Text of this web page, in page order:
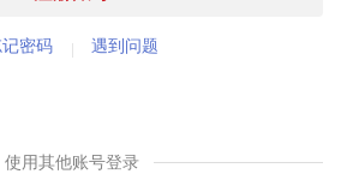
密码 遇到问题
使用其他账号登录